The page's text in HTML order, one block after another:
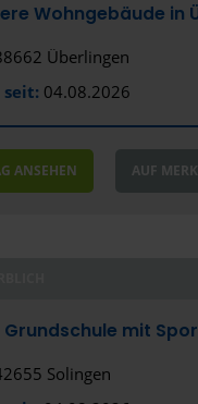
Riß
Wohngebäude in
Überlingen
04.08.2026
ANSEHEN AUF
Grundschule mit
Solingen